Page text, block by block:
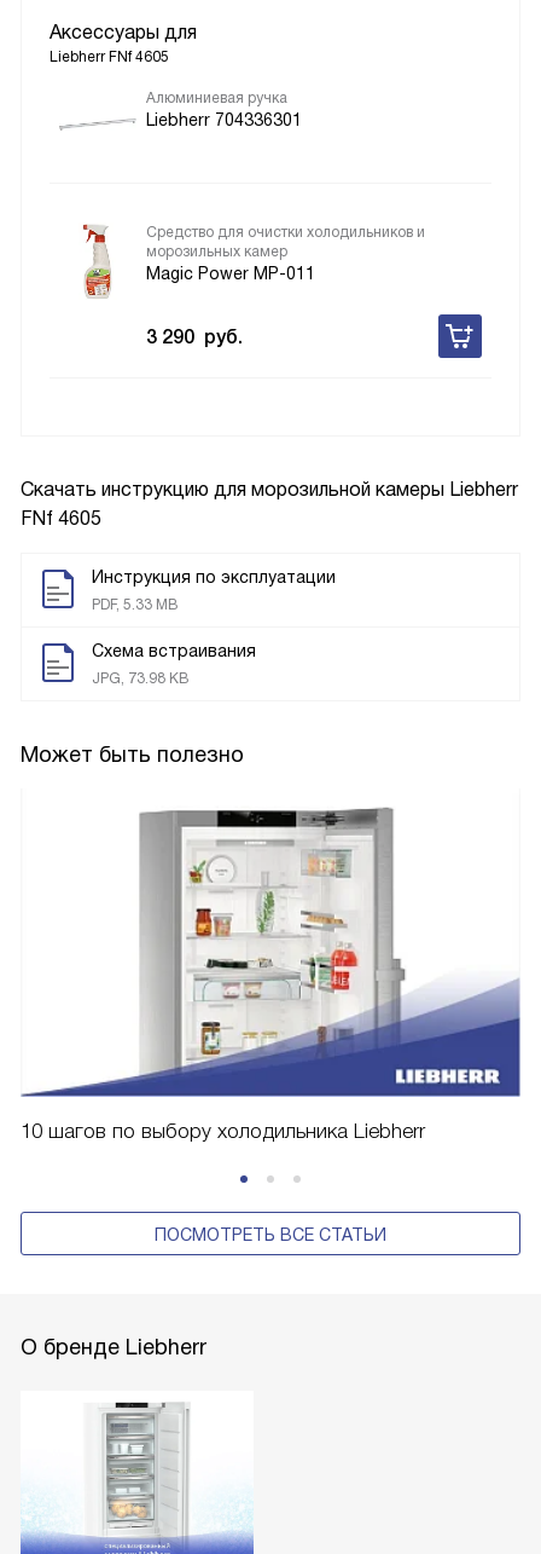
Скачать инструкцию для морозильной камеры Liebherr
FNf 4605
Инструкция по эксплуатации
PDF, 5.33 MB
Схема встраивания
JPG, 73.98 KB
Может быть полезно
10 шагов по выбору холодильника Liebherr
ПОСМОТРЕТЬ ВСЕ СТАТЬИ
Аксессуары для
Liebherr FNf 4605
Алюминиевая ручка
Liebherr 704336301
Средство для очистки холодильников и
морозильных камер
Magic Power MP-011
3 290 руб.
О бренде Liebherr